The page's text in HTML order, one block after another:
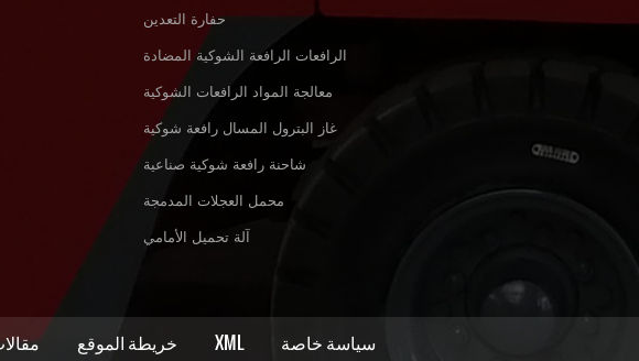
حفارة التعدين
الرافعات الرافعة الشوكية المضادة
معالجة المواد الرافعات الشوكية
غاز البترول المسال رافعة شوكية
شاحنة رافعة شوكية صناعية
محمل العجلات المدمجة
آلة تحميل الأمامي
خريطة الموقع XML سياسة خاصة